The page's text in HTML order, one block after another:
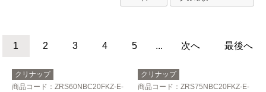
1 2 3 4 5 ... 次へ 最後へ
クリナップ
商品コード ：ZRS60NBC20FKZ-E-
クリナップ
商品コード ：ZRS75NBC20FKZ-E-